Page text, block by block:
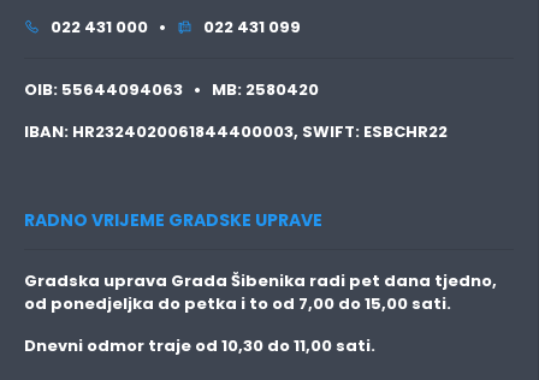
022 431 000 •
022 431 099
OIB: 55644094063 • MB: 2580420
IBAN: HR2324020061844400003, SWIFT: ESBCHR22
RADNO VRIJEME GRADSKE UPRAVE
Gradska uprava Grada Šibenika radi pet dana tjedno,
od ponedjeljka do petka i to od 7,00 do 15,00 sati.
Dnevni odmor traje od 10,30 do 11,00 sati.